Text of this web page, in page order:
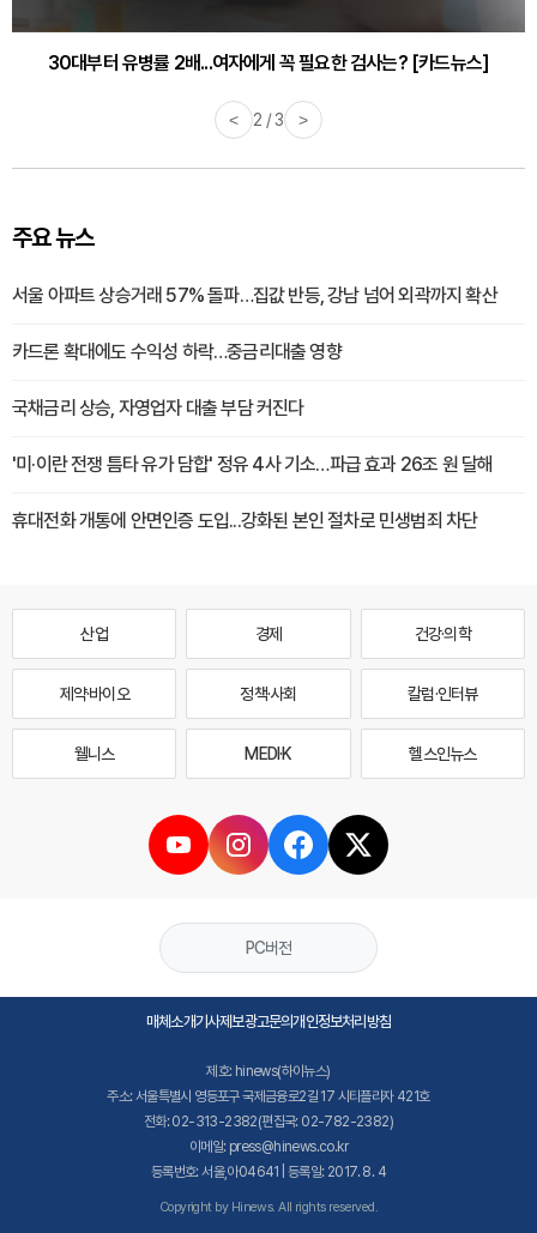
30대부터 유병률 2배...여자에게 꼭 필요한 검사는? [카드뉴스]
< 2 / 3 >
주요 뉴스
서울 아파트 상승거래 57% 돌파…집값 반등, 강남 넘어 외곽까지 확산
카드론 확대에도 수익성 하락…중금리대출 영향
국채금리 상승, 자영업자 대출 부담 커진다
'미·이란 전쟁 틈타 유가 담합' 정유 4사 기소…파급 효과 26조 원 달해
휴대전화 개통에 안면인증 도입...강화된 본인 절차로 민생범죄 차단
산업 경제 건강·의학
제약·바이오 정책·사회 칼럼·인터뷰
웰니스 MEDI·K 헬스인뉴스
PC버전
매체소개기사제보광고문의개인정보처리방침
제호: hinews(하이뉴스)
주소: 서울특별시 영등포구 국제금융로2길 17 시티플라자 421호
전화: 02-313-2382(편집국: 02-782-2382)
이메일: press@hinews.co.kr
등록번호: 서울,아04641 | 등록일: 2017. 8. 4
Copyright by Hinews. All rights reserved.